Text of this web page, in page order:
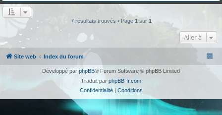
7 résultats trouvés • Page 1sur 1
Aller à
Site web Index du forum
Développé par phpBB® Forum Software © phpBB Limited
Traduit par phpBB-fr.com
Confidentialité| Conditions